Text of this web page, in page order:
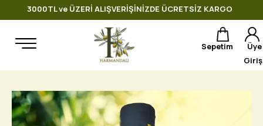
3000TL ve ÜZERİ ALIŞVERİŞİNİZDE ÜCRETSİZ KARGO
Üye
Sepetim